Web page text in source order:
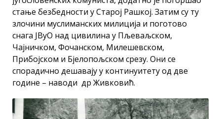
стање безбедности у Старој Рашкој. Затим су ту
злочини муслиманских милиција и поготово
снага ЈВуО над цивилина у Пљеваљском,
Чајничком, Фочанском, Милешевском,
Прибојском и Бјелопољском срезу. Они се
спорадично дешавају у континуитету од две
године – наводи др Живковић.